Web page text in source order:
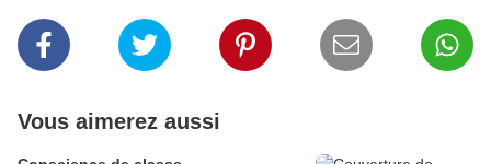
Vous aimerez aussi